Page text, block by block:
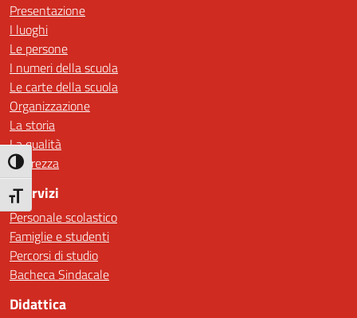
Attiva/disattiva alto contrasto
Attiva/disattiva dimensione testo
Presentazione
I luoghi
Le persone
I numeri della scuola
Le carte della scuola
Organizzazione
La storia
La qualità
Sicurezza
I Servizi
Personale scolastico
Famiglie e studenti
Percorsi di studio
Bacheca Sindacale
Didattica